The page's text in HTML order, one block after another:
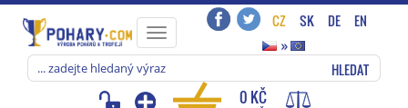
Toggle
navigation
CZ SK DE
EN
»
HLEDAT
0 KČ